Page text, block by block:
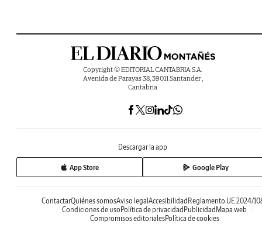
Copyright © EDITORIAL CANTABRIA S.A.
Avenida de Parayas 38, 39011 Santander ,
Cantabria
Descargar la app
App Store Google Play
ContactarQuiénes somosAviso legal Accesibilidad Reglamento UE 2024/
Condiciones de uso Política de privacidad Publicidad Mapa web
Compromisos editorialesPolítica de cookies